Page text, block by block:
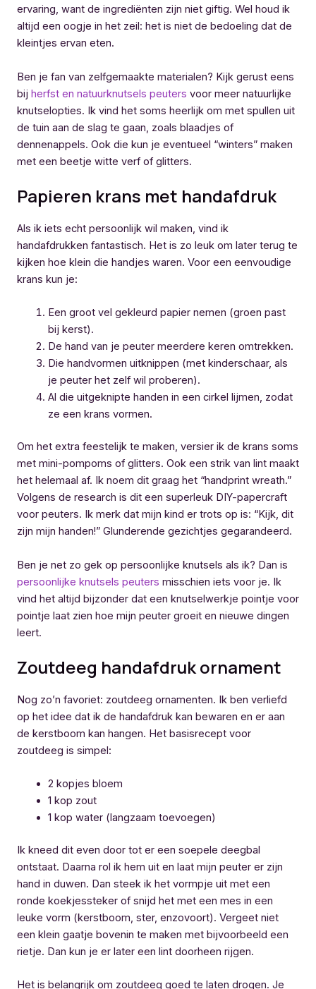
ervaring, want de ingrediënten zijn niet giftig. Wel houd ik
altijd een oogje in het zeil: het is niet de bedoeling dat de
kleintjes ervan eten.
Ben je fan van zelfgemaakte materialen? Kijk gerust eens
bij herfst en natuurknutsels peuters voor meer natuurlijke
knutselopties. Ik vind het soms heerlijk om met spullen uit
de tuin aan de slag te gaan, zoals blaadjes of
dennenappels. Ook die kun je eventueel “winters” maken
met een beetje witte verf of glitters.
Papieren krans met handafdruk
Als ik iets echt persoonlijk wil maken, vind ik
handafdrukken fantastisch. Het is zo leuk om later terug te
kijken hoe klein die handjes waren. Voor een eenvoudige
krans kun je:
Een groot vel gekleurd papier nemen (groen past
bij kerst).
De hand van je peuter meerdere keren omtrekken.
Die handvormen uitknippen (met kinderschaar, als
je peuter het zelf wil proberen).
Al die uitgeknipte handen in een cirkel lijmen, zodat
ze een krans vormen.
Om het extra feestelijk te maken, versier ik de krans soms
met mini-pompoms of glitters. Ook een strik van lint maakt
het helemaal af. Ik noem dit graag het “handprint wreath.”
Volgens de research is dit een superleuk DIY-papercraft
voor peuters. Ik merk dat mijn kind er trots op is: “Kijk, dit
zijn mijn handen!” Glunderende gezichtjes gegarandeerd.
Ben je net zo gek op persoonlijke knutsels als ik? Dan is
persoonlijke knutsels peuters misschien iets voor je. Ik
vind het altijd bijzonder dat een knutselwerkje pointje voor
pointje laat zien hoe mijn peuter groeit en nieuwe dingen
leert.
Zoutdeeg handafdruk ornament
Nog zo’n favoriet: zoutdeeg ornamenten. Ik ben verliefd
op het idee dat ik de handafdruk kan bewaren en er aan
de kerstboom kan hangen. Het basisrecept voor
zoutdeeg is simpel:
2 kopjes bloem
1 kop zout
1 kop water (langzaam toevoegen)
Ik kneed dit even door tot er een soepele deegbal
ontstaat. Daarna rol ik hem uit en laat mijn peuter er zijn
hand in duwen. Dan steek ik het vormpje uit met een
ronde koekjessteker of snijd het met een mes in een
leuke vorm (kerstboom, ster, enzovoort). Vergeet niet
een klein gaatje bovenin te maken met bijvoorbeeld een
rietje. Dan kun je er later een lint doorheen rijgen.
Het is belangrijk om zoutdeeg goed te laten drogen. Je